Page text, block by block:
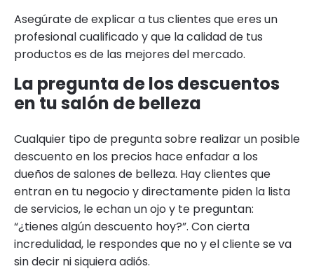
Asegúrate de explicar a tus clientes que eres un
profesional cualificado y que la calidad de tus
productos es de las mejores del mercado.
La pregunta de los descuentos
en tu salón de belleza
Cualquier tipo de pregunta sobre realizar un posible
descuento en los precios hace enfadar a los
dueños de salones de belleza. Hay clientes que
entran en tu negocio y directamente piden la lista
de servicios, le echan un ojo y te preguntan:
“¿tienes algún descuento hoy?”. Con cierta
incredulidad, le respondes que no y el cliente se va
sin decir ni siquiera adiós.